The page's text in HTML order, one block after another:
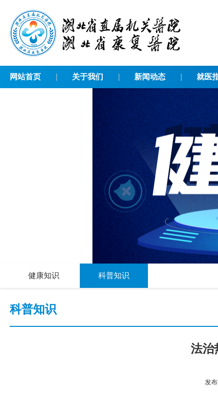
网站首页 关于我们 新闻动态 就医
健康知识 科普知识
科普知识
法治
发